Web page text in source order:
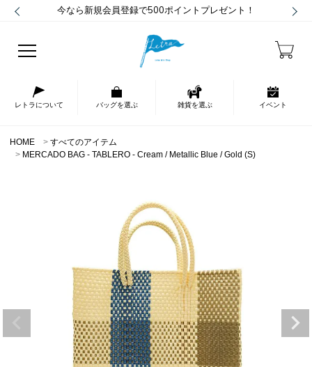
今なら新規会員登録で500ポイントプレゼント！
レトラについて バッグを選ぶ 雑貨を選ぶ イベント
HOME
すべてのアイテム
MERCADO BAG - TABLERO - Cream / Metallic Blue / Gold (S)